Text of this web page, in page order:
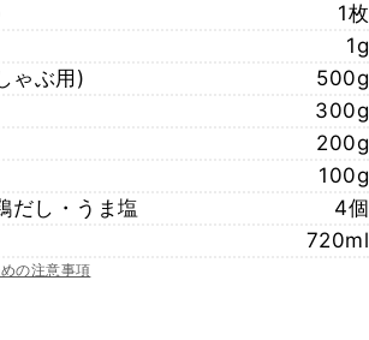
1枚
1g
ゃぶ用)
500g
300g
200g
100g
だし・うま塩
4個
720ml
の注意事項